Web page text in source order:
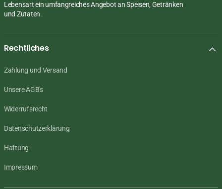
Lebensart ein umfangreiches Angebot an Speisen, Getränken
und Zutaten.
Rechtliches
Zahlung und Versand
Unsere AGB's
Widerrufsrecht
Datenschutzerklärung
Haftung
Impressum